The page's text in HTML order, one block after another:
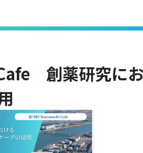
創薬研究に